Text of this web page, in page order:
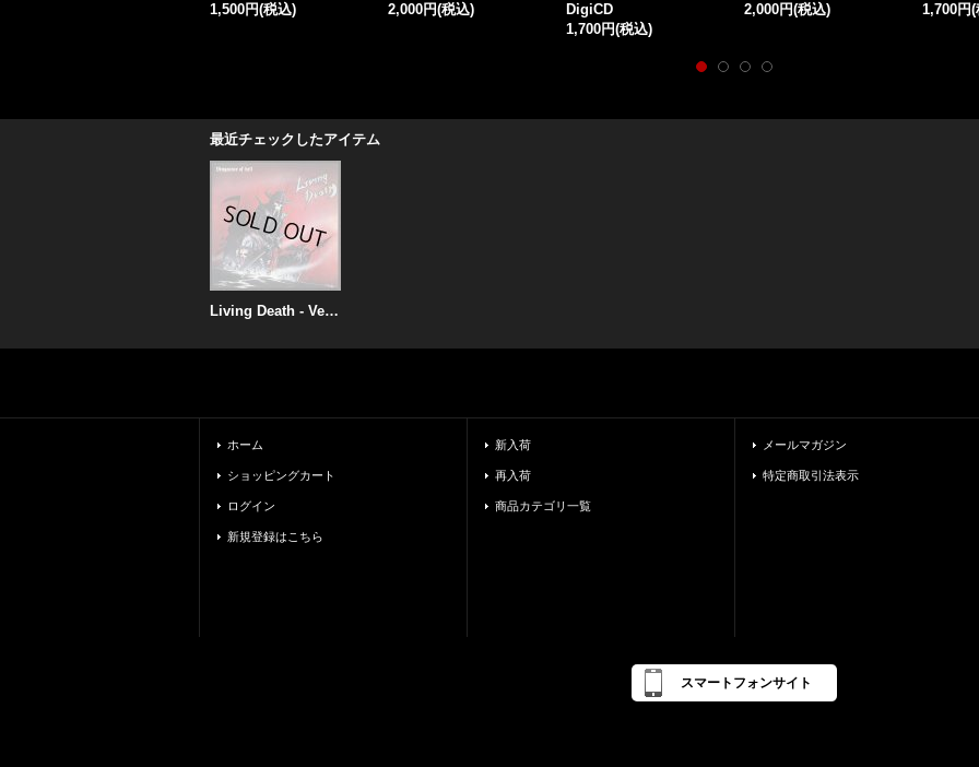
2,300円(税込)
1,800円(税込)
1,500円
1,500円(税込)
1,500円(
最近チェックしたアイテム
Living Death - Vengeance of Hell / CD
ホーム
ショッピングカート
ログイン
新規登録はこちら
新入荷
再入荷
商品カテゴリ一覧
メールマガジン
特定商取引法表示
スマートフォンサイト